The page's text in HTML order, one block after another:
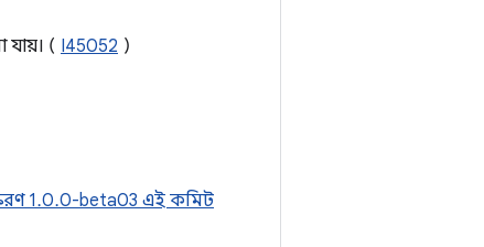
( I45052 )
1.0.0-beta03 এই কমিট